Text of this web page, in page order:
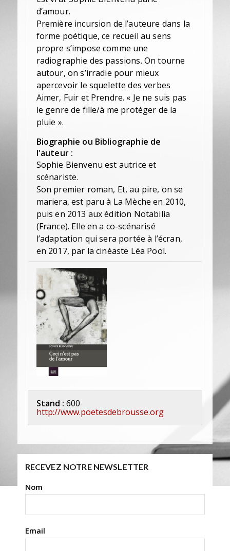
d’amour.
Première incursion de l’auteure dans la
forme poétique, ce recueil au sens
propre s’impose comme une
radiographie des passions. On tourne
autour, on s’irradie pour mieux
apercevoir le squelette des verbes
Aimer, Fuir et Prendre. « Je ne suis pas
le genre de fille/à me protéger de la
pluie ».
Biographie ou Bibliographie de
l'auteur :
Sophie Bienvenu est autrice et
scénariste.
Son premier roman, Et, au pire, on se
mariera, est paru à La Mèche en 2010,
puis en 2013 aux édition Notabilia
(France). Elle en a co-scénarisé
l’adaptation qui sera portée à l’écran,
en 2017, par la cinéaste Léa Pool.
Stand : 600
http://www.poetesdebrousse.org
RECEVEZ NOTRE NEWSLETTER
Nom
Email